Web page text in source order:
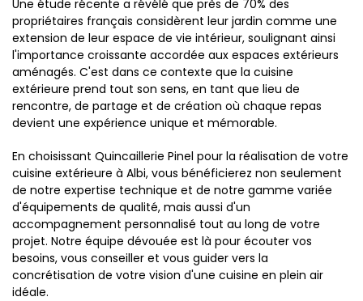
Une étude récente a révélé que près de 70% des
propriétaires français considèrent leur jardin comme une
extension de leur espace de vie intérieur, soulignant ainsi
l'importance croissante accordée aux espaces extérieurs
aménagés. C'est dans ce contexte que la cuisine
extérieure prend tout son sens, en tant que lieu de
rencontre, de partage et de création où chaque repas
devient une expérience unique et mémorable.
En choisissant Quincaillerie Pinel pour la réalisation de votre
cuisine extérieure à Albi, vous bénéficierez non seulement
de notre expertise technique et de notre gamme variée
d'équipements de qualité, mais aussi d'un
accompagnement personnalisé tout au long de votre
projet. Notre équipe dévouée est là pour écouter vos
besoins, vous conseiller et vous guider vers la
concrétisation de votre vision d'une cuisine en plein air
idéale.